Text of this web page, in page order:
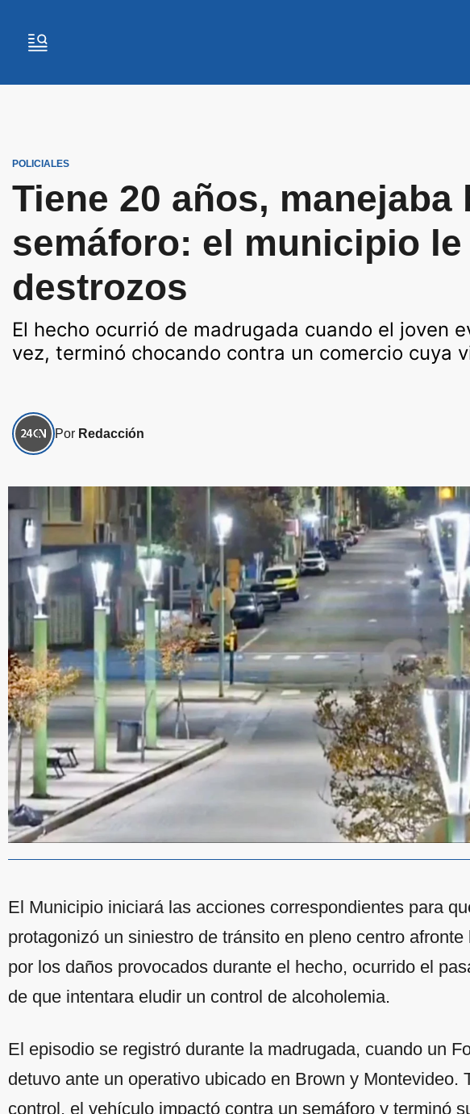
POLICIALES
Tiene 20 años,
semáforo: el municipio
destrozos
El hecho ocurrió de madrugada cuando el joven
vez, terminó chocando contra un comercio cuya
Por Redacción
El Municipio iniciará las acciones correspondientes para
protagonizó un siniestro de tránsito en pleno centro
por los daños provocados durante el hecho, ocurrido el
de que intentara eludir un control de alcoholemia.
El episodio se registró durante la madrugada, cuando un
detuvo ante un operativo ubicado en Brown y Montevideo.
control, el vehículo impactó contra un semáforo y terminó